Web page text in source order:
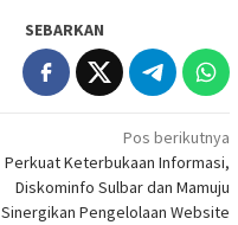
SEBARKAN
Pos berikutnya
Perkuat Keterbukaan Informasi,
Diskominfo Sulbar dan Mamuju
Sinergikan Pengelolaan Website